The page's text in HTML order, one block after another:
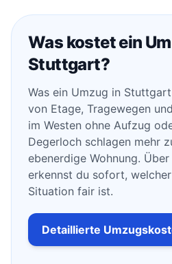
Was kostet ein
Stuttgart?
Was ein Umzug in
von Etage, Tragewegen
im Westen ohne Aufzug
Degerloch schlagen mehr
ebenerdige Wohnung.
erkennst du sofort,
Situation fair ist.
Detaillierte